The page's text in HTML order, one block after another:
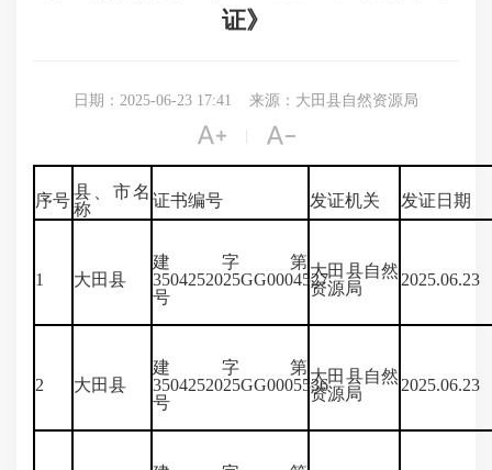
证》
日期：2025-06-23 17:41 来源：大田县自然资源局
 
序号县、市名
称
证书编号 发证机关 发证日期
1 大田县
建字第
3504252025GG0004527
号
大田县自然
资源局
2025.06.23
2 大田县
建字第
3504252025GG0005536
号
大田县自然
资源局
2025.06.23